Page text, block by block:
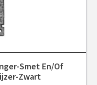
Smet En/of
Zwart